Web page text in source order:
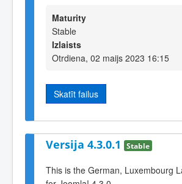
Maturity
Stable
Izlaists
Otrdiena, 02 maijs 2023 16:15
Skatīt failus
Versija 4.3.0.1 Stable
This is the German, Luxembourg